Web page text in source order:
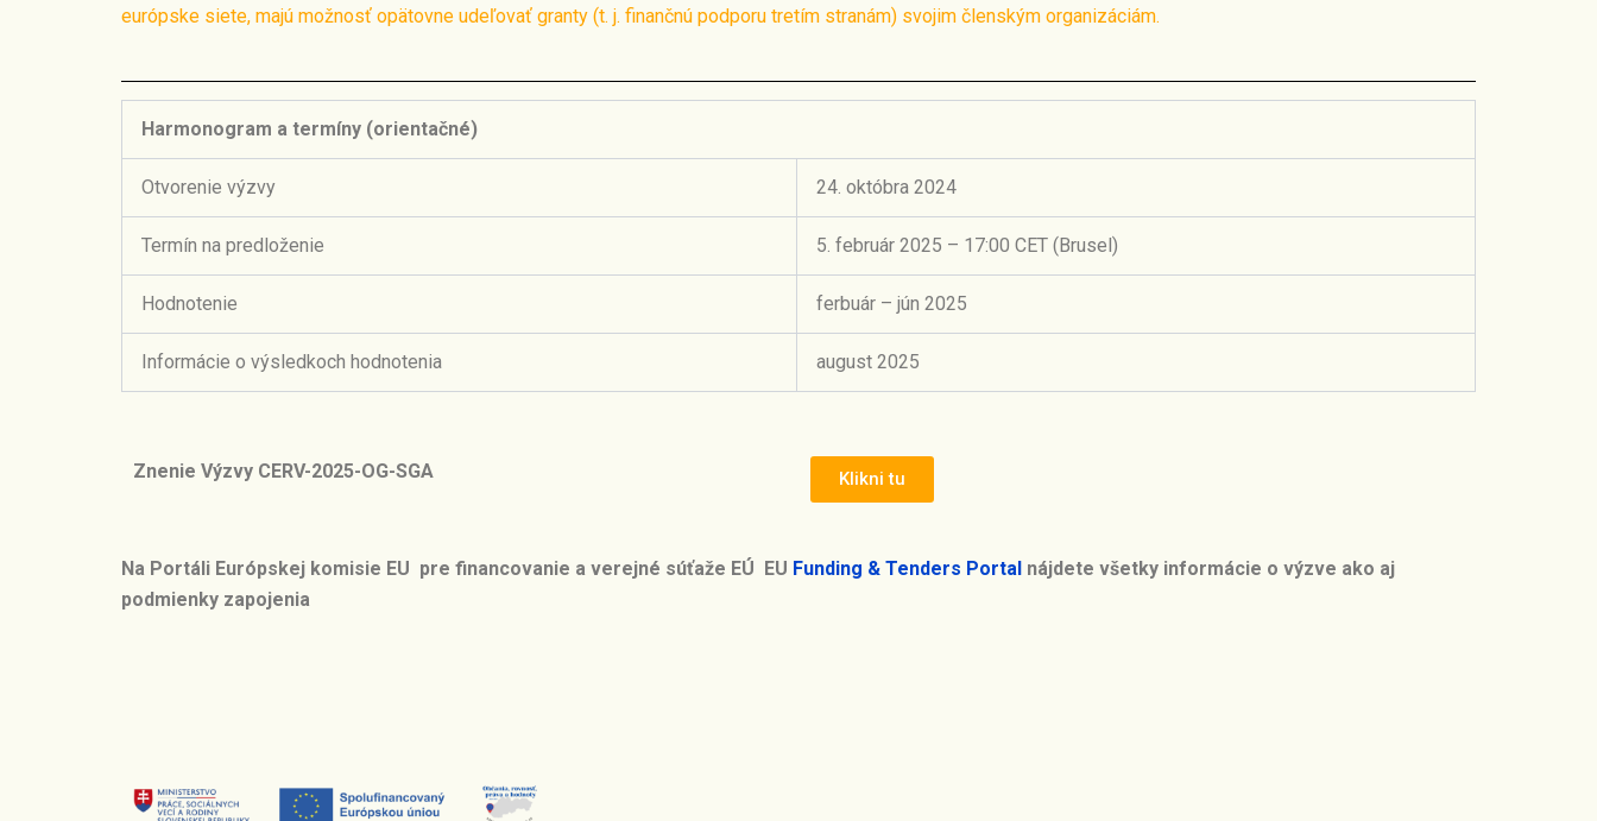
európske siete, majú možnosť opätovne udeľovať granty (t. j. finančnú podporu tretím stranám) svojim členským organizáciám.
Harmonogram a termíny (orientačné)
Otvorenie výzvy 24. októbra 2024
Termín na predloženie 5. február 2025 – 17:00 CET (Brusel)
Hodnotenie ferbuár – jún 2025
Informácie o výsledkoch hodnotenia august 2025
Znenie Výzvy CERV-2025-OG-SGA Klikni tu
Na Portáli Európskej komisie EU pre financovanie a verejné súťaže EÚ EU Funding & Tenders Portal nájdete všetky informácie o výzve ako aj
podmienky zapojenia